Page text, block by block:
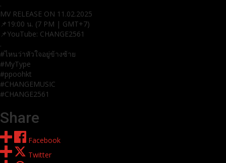
.
MV RELEASE ON 11.02.2025
📌19:00 น. (7 PM | GMT+7)
📌YouTube: CHANGE2561
.
#ไหนว่าหัวใจอยู่ข้างซ้าย
#MyType
#ppoohkt
#CHANGEMUSIC
#CHANGE2561
Share
Facebook
Twitter